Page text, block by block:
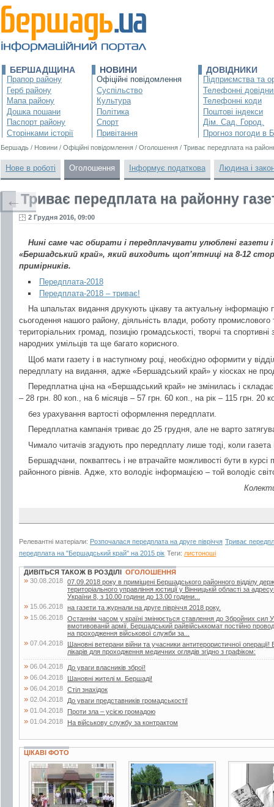
БЕРШАДЩИНА
Прапор району
Герб району
Мапа району
Дошка пошани
Паспорт району
Сторінками історії
НОВИНИ
Офіційні повідомлення
Суспільство
Культура
Політика
Спорт
Привітання
ДОВІДНИКИ
Підприємства та
Телефонні
Телефонні коди
Поштові індекси
Дім. Сад. Город.
Прогноз погоди в
Бершадь / Новини / Офіційні повідомлення / Оголошення / Триває передплата на
Нове в роботі Оголошення Інформує податкова Людина і
Триває передплата на районну
2 Грудня 2016, 09:00
Нині саме час обирати і передплачувати улюблені газети
«Бершадський край», який виходить щоп’ятниці на 8-12
примірників.
Передплата-2018
Передплата-2018 – триває!
На шпальтах видання друкують цікаву та актуальну інформацію
сьогодення нашого району, діяльність влади, роботу промислового
територіальних громад, позицію громадськості, творчі та
народних умільців та ще багато корисного.
Щоб мати газету і в наступному році, необхідно оформити у
передплату на видання, адже «Бершадський край» у кіосках не
Передплатна ціна на «Бершадський край» не змінилась і
– 28 грн. 80 коп., на 6 місяців – 57 грн. 60 коп., на рік – 115 грн. 20
без урахування вартості оформлення передплати.
Передплатна кампанія триває до 25 грудня, але не варто
Чимало читачів згадують про передплату лише тоді, коли
Бершадчани, покваптесь і не втрачайте можливості бути в курсі
районного рівнів. Адже, хто володіє інформацією – той володіє
Релевантні матеріали: Розпочалася передплата на друге півріччя Триває
передплата на "Бершадський край" на 2015 рік Теги: листоноші
←
ДИВІТЬСЯ ТАКОЖ В РОЗДІЛІ ОГОЛОШЕННЯ
» 30.08.2018 07.09.2018 року в приміщені Бершадського районного відділу
територіального управління юстиції у Вінницькій області за
України 8, з 10.00 години до 13.00 години...
» 15.06.2018 на газети та журнали на друге півріччя 2018 року.
» 15.06.2018 Останнім часом у країні змінюється ставлення до Збройних сил
вмотивованій армії. Бершадський райвійськкомат постійно
на проходження військової служби за...
» 07.04.2018
Шановні ветерани війни та учасники антитерористичної
лікарів для проходження медичних оглядів згідно з графіком:
» 06.04.2018 До уваги власників зброї!
» 06.04.2018 Шановні жителі м. Бершаді!
» 06.04.2018 Стіл знахідок
» 02.04.2018 До уваги представників громадськості!
» 01.04.2018 Проти зла – усією громадою
» 01.04.2018 На військову службу за контрактом
ЦІКАВІ ФОТО
3 фото 18 фото